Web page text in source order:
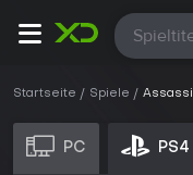
Alle
Startseite Spiele
PC